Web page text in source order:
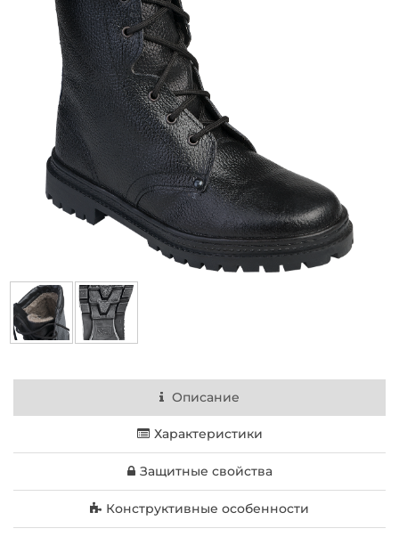
Описание
Характеристики
Защитные свойства
Конструктивные особенности